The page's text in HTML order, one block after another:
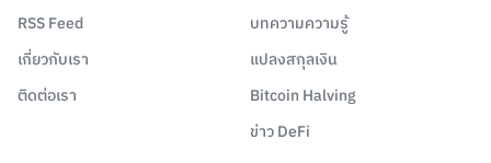
RSS Feed
เกี่ยวกับเรา
ติดต่อเรา
บทความความรู้
แปลงสกุลเงิน
Bitcoin Halving
ข่าว DeFi